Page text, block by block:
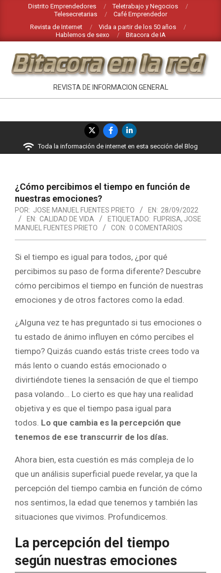
contenido
Distrito Emprendedores
Teletrabajo y Negocios
Telesecretarias
Café Emprendedor
Revista de Internet
Vida a partir de los 50 años
Hablemos de sexo
Bitacora de IA
BITACORA
LA
RED
REVISTA DE INFORMACION GENERAL
navegación
Toda la información de internet en esta sección del Blog
¿Cómo percibimos el tiempo en función de
nuestras emociones?
POR: JOSE MANUEL FUENTES PRIETO EN: 28/09/2022
EN: CALIDAD DE VIDA ETIQUETADO: FUPRISA, JOSE
MANUEL FUENTES PRIETO
CON: 0 COMENTARIOS
Si el tiempo es igual para todos, ¿por qué
percibimos su paso de forma diferente? Descubre
cómo percibimos el tiempo en función de nuestras
emociones y de otros factores como la edad.
¿Alguna vez te has preguntado si tus emociones o
tu estado de ánimo influyen en cómo percibes el
tiempo? Quizás cuando estás triste crees todo va
más lento o cuando estás emocionado o
divirtiéndote tienes la sensación de que el tiempo
pasa volando… Lo cierto es que hay una realidad
objetiva y es que el tiempo pasa igual para
todos. Lo que cambia es la percepción que
tenemos de ese transcurrir de los días.
Ahora bien, esta cuestión es más compleja de lo
que un análisis superficial puede revelar, ya que la
percepción del tiempo cambia en función de cómo
nos sentimos, la edad que tenemos y también las
situaciones que vivimos. Profundicemos.
La percepción del tiempo
según nuestras emociones